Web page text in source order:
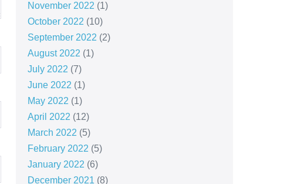
November 2022 (1)
October 2022 (10)
September 2022 (2)
August 2022 (1)
July 2022 (7)
June 2022 (1)
May 2022 (1)
April 2022 (12)
March 2022 (5)
February 2022 (5)
January 2022 (6)
December 2021 (8)